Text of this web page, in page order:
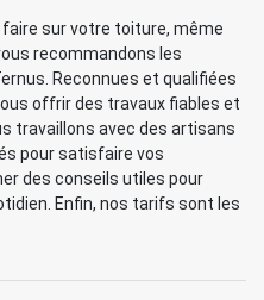
sur votre toiture, même
recommandons les
Reconnues et qualifiées
offrir des travaux fiables et
travaillons avec des artisans
pour satisfaire vos
des conseils utiles pour
Enfin, nos tarifs sont les